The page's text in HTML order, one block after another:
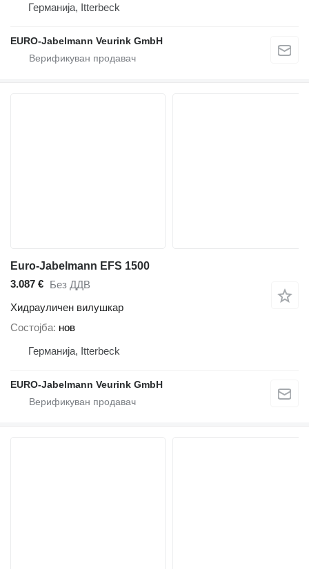
Германија, Itterbeck
EURO-Jabelmann Veurink GmbH
Euro-Jabelmann EFS 1500
3.087 € Без ДДВ
Хидрауличен вилушкар
Состојба нов
Германија, Itterbeck
EURO-Jabelmann Veurink GmbH